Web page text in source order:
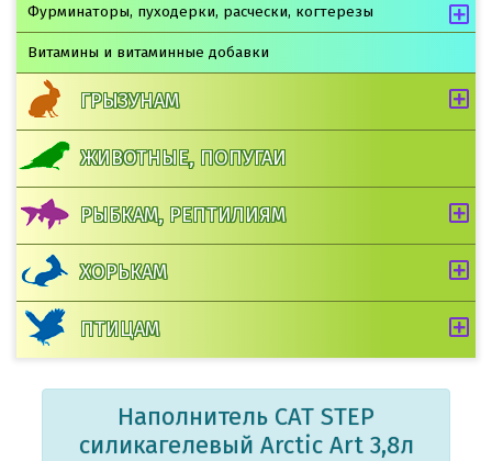
Фурминаторы, пуходерки, расчески, когтерезы
Витамины и витаминные добавки
ГРЫЗУНАМ
ЖИВОТНЫЕ, ПОПУГАИ
РЫБКАМ, РЕПТИЛИЯМ
ХОРЬКАМ
ПТИЦАМ
Наполнитель CAT STEP
силикагелевый Arctic Art 3,8л